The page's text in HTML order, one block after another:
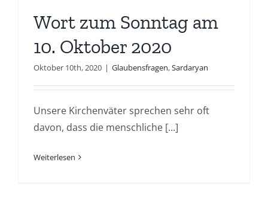
Wort zum Sonntag am
10. Oktober 2020
Oktober 10th, 2020 | Glaubensfragen,Sardaryan
Unsere Kirchenväter sprechen sehr oft
davon, dass die menschliche [...]
Weiterlesen